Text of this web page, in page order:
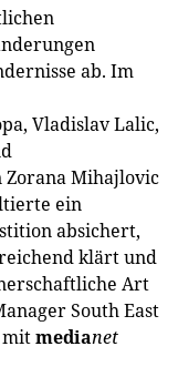
ab. Im
Vladislav Lalic,
Mihajlovic
ein
absichert,
klärt und
Art
South East
mitmedianet